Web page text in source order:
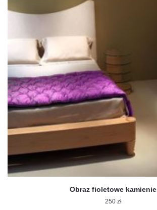
Obraz fioletowe kamienie
250 zł